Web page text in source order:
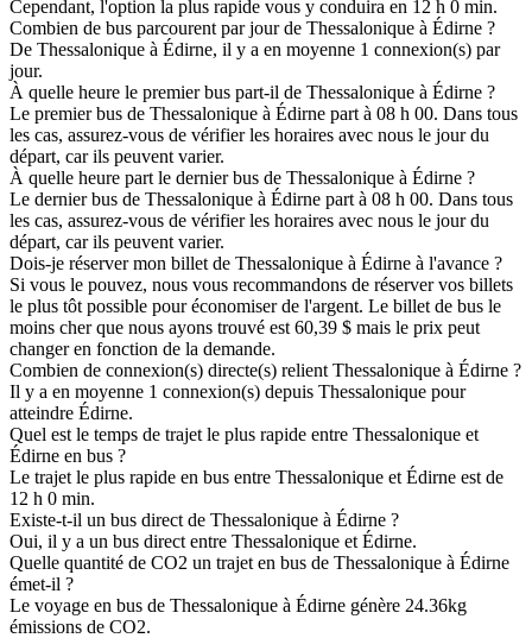
Cependant, l'option la plus rapide vous y conduira en 12 h 0 min.
Combien de bus parcourent par jour de Thessalonique à Édirne ?
De Thessalonique à Édirne, il y a en moyenne 1 connexion(s) par
jour.
À quelle heure le premier bus part-il de Thessalonique à Édirne ?
Le premier bus de Thessalonique à Édirne part à 08 h 00. Dans tous
les cas, assurez-vous de vérifier les horaires avec nous le jour du
départ, car ils peuvent varier.
À quelle heure part le dernier bus de Thessalonique à Édirne ?
Le dernier bus de Thessalonique à Édirne part à 08 h 00. Dans tous
les cas, assurez-vous de vérifier les horaires avec nous le jour du
départ, car ils peuvent varier.
Dois-je réserver mon billet de Thessalonique à Édirne à l'avance ?
Si vous le pouvez, nous vous recommandons de réserver vos billets
le plus tôt possible pour économiser de l'argent. Le billet de bus le
moins cher que nous ayons trouvé est 60,39 $ mais le prix peut
changer en fonction de la demande.
Combien de connexion(s) directe(s) relient Thessalonique à Édirne ?
Il y a en moyenne 1 connexion(s) depuis Thessalonique pour
atteindre Édirne.
Quel est le temps de trajet le plus rapide entre Thessalonique et
Édirne en bus ?
Le trajet le plus rapide en bus entre Thessalonique et Édirne est de
12 h 0 min.
Existe-t-il un bus direct de Thessalonique à Édirne ?
Oui, il y a un bus direct entre Thessalonique et Édirne.
Quelle quantité de CO2 un trajet en bus de Thessalonique à Édirne
émet-il ?
Le voyage en bus de Thessalonique à Édirne génère 24.36kg
émissions de CO2.